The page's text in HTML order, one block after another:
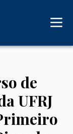
de
UFRJ